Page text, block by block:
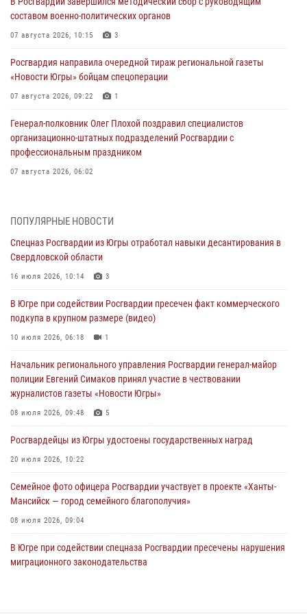
составом военно-политических органов
07 августа 2026, 10:15 3
Росгвардия направила очередной тираж региональной газеты
«Новости Югры» бойцам спецоперации
07 августа 2026, 09:22 1
Генерал-полковник Олег Плохой поздравил специалистов
организационно-штатных подразделений Росгвардии с
профессиональным праздником
07 августа 2026, 06:02
Военнослужащие Росгвардии сбили дрон-разведчик ВСУ на южном
направлении
Офицеры Росгвардии и ветераны войск правопорядка почтили
память генерала армии Ивана Кирилловича Яковлева
В Югре при силовой поддержке ОМОН Росгвардии задержаны
подозреваемые в страховом мошенничестве
06 августа 2026, 09:07
Урайский отдел вневедомственной охраны Росгвардии отмечает
60-летний юбилей
ПОПУЛЯРНЫЕ НОВОСТИ
Спецназ Росгвардии из Югры отработал навыки десантирования в
Свердловской области
16 июля 2026, 10:14 3
В Югре при содействии Росгвардии пресечен факт коммерческого
подкупа в крупном размере (видео)
10 июля 2026, 06:18 1
Начальник регионального управления Росгвардии генерал-майор
полиции Евгений Симаков принял участие в чествовании
журналистов газеты «Новости Югры»
08 июля 2026, 09:48 5
Росгвардейцы из Югры удостоены государственных наград
20 июля 2026, 10:22
Семейное фото офицера Росгвардии участвует в проекте «Ханты-
Мансийск — город семейного благополучия»
08 июля 2026, 09:04
В Югре при содействии спецназа Росгвардии пресечены нарушения
миграционного законодательства